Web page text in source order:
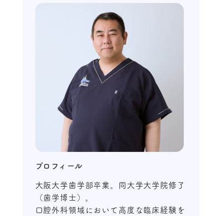
プロフィール
大阪大学歯学部卒業。同大学大学院修了
（歯学博士）。
口腔外科領域において高度な臨床経験を